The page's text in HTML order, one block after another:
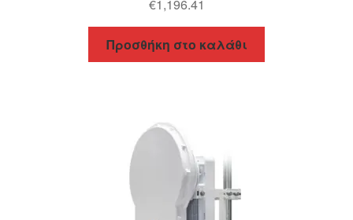
€1,196.41
Προσθήκη στο καλάθι